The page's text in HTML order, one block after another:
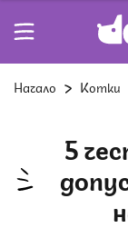
Начало Котки
5 чести грешки, които